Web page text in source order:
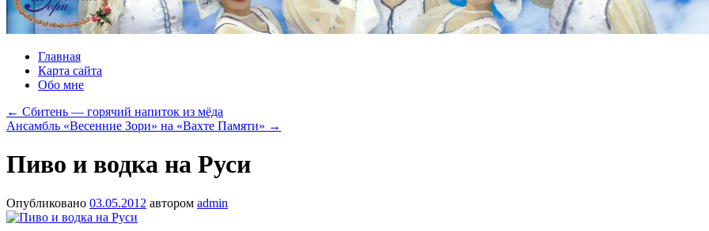
Главная
Карта сайта
Обо мне
← Сбитень — горячий напиток из мёда
Ансамбль «Весенние Зори» на «Вахте Памяти» →
Пиво и водка на Руси
Опубликовано 03.05.2012 автором admin